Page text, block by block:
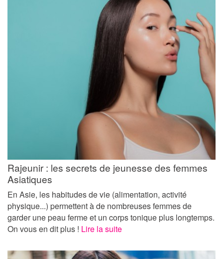
Rajeunir : les secrets de jeunesse des femmes
Asiatiques
En Asie, les habitudes de vie (alimentation, activité
physique...) permettent à de nombreuses femmes de
garder une peau ferme et un corps tonique plus longtemps.
On vous en dit plus ! Lire la suite